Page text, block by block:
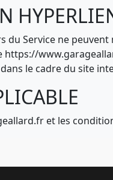
du Service ne
https://
le cadre du site
et les